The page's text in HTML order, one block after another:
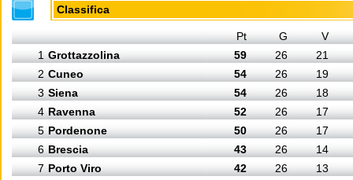
Classifica
Pt G
V
1 Grottazzolina 59 26
21
2 Cuneo 54 26
19
3 Siena 54 26
18
4 Ravenna 52 26
17
5 Pordenone 50 26
17
6 Brescia 43 26
14
7 Porto Viro 42 26
13